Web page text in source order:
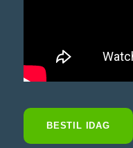
BESTIL IDAG